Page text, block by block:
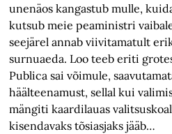
unenäos kangastub mulle,
kutsub meie peaministri
seejärel annab viivitamatult
surnuaeda. Loo teeb eriti
Publica sai võimule,
häälteenamust, sellal kui
mängiti kaardilauas
kisendavaks tõsiasjaks jääb…